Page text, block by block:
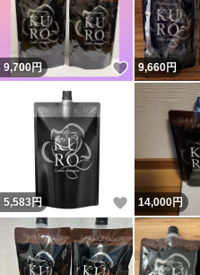
9,700円 いいね！
9,660円
5,583円 いいね！
14,000円